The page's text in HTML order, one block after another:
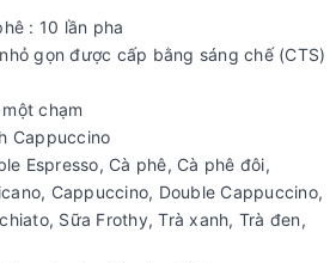
: 10 lần pha
gọn được cấp bằng sáng chế (CTS)
chạm
Cappuccino
Espresso, Cà phê, Cà phê đôi,
Cappuccino, Double Cappuccino,
Sữa Frothy, Trà xanh, Trà đen,